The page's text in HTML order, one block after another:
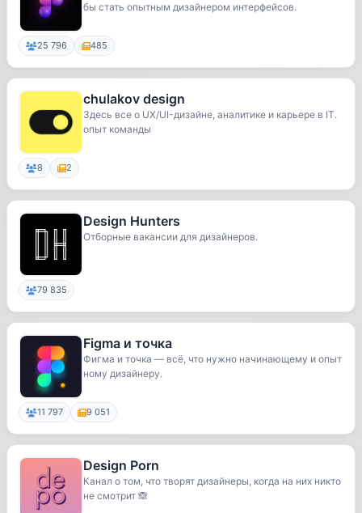
бы стать опытным дизайнером интерфейсов.
25 796 485
chulakov design
Здесь все о UX/UI-дизайне, аналитике и карьере в IT.
опыт команды
8 2
Design Hunters
Отборные вакансии для дизайнеров.
79 835
Figma и точка
Фигма и точка — всё, что нужно начинающему и опыт
ному дизайнеру.
11 797 9 051
Design Porn
Канал о том, что творят дизайнеры, когда на них никто
не смотрит 🙈